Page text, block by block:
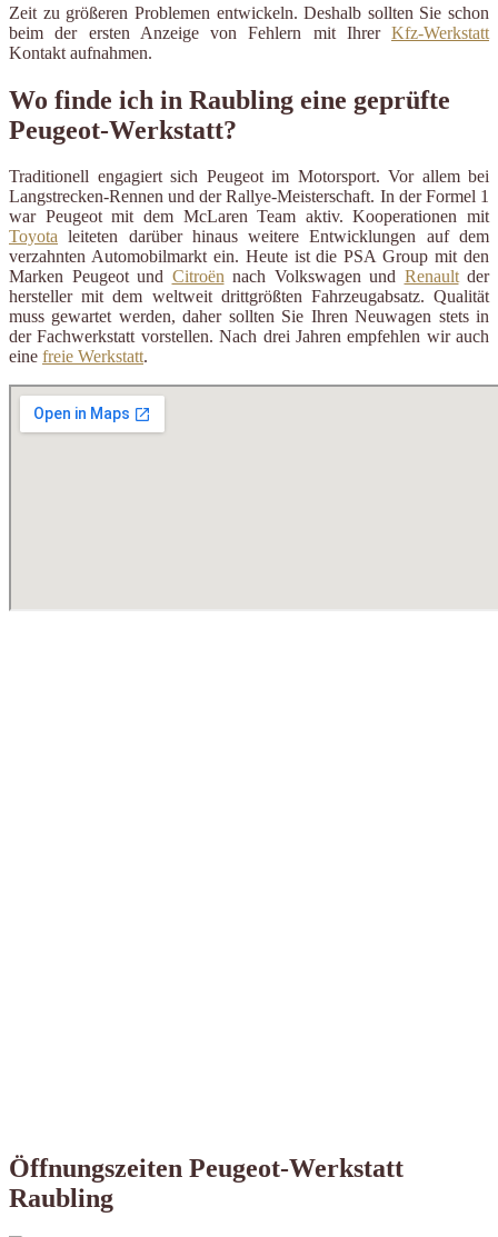
Zeit zu größeren Problemen entwickeln. Deshalb sollten Sie schon
beim der ersten Anzeige von Fehlern mit Ihrer Kfz-Werkstatt
Kontakt aufnahmen.
Wo finde ich in Raubling eine geprüfte
Peugeot-Werkstatt?
Traditionell engagiert sich Peugeot im Motorsport. Vor allem bei
Langstrecken-Rennen und der Rallye-Meisterschaft. In der Formel 1
war Peugeot mit dem McLaren Team aktiv. Kooperationen mit
Toyota leiteten darüber hinaus weitere Entwicklungen auf dem
verzahnten Automobilmarkt ein. Heute ist die PSA Group mit den
Marken Peugeot und Citroënnach Volkswagen und Renaultder
hersteller mit dem weltweit drittgrößten Fahrzeugabsatz. Qualität
muss gewartet werden, daher sollten Sie Ihren Neuwagen stets in
der Fachwerkstatt vorstellen. Nach drei Jahren empfehlen wir auch
eine freie Werkstatt.
Öffnungszeiten Peugeot-Werkstatt
Raubling